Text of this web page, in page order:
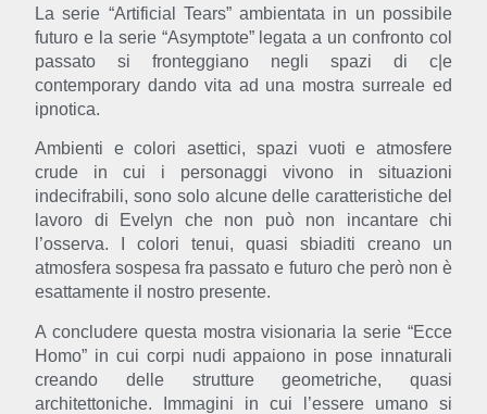
La serie “Artificial Tears” ambientata in un possibile
futuro e la serie “Asymptote” legata a un confronto col
passato si fronteggiano negli spazi di c|e
contemporary dando vita ad una mostra surreale ed
ipnotica.
Ambienti e colori asettici, spazi vuoti e atmosfere
crude in cui i personaggi vivono in situazioni
indecifrabili, sono solo alcune delle caratteristiche del
lavoro di Evelyn che non può non incantare chi
l’osserva. I colori tenui, quasi sbiaditi creano un
atmosfera sospesa fra passato e futuro che però non è
esattamente il nostro presente.
A concludere questa mostra visionaria la serie “Ecce
Homo” in cui corpi nudi appaiono in pose innaturali
creando delle strutture geometriche, quasi
architettoniche. Immagini in cui l’essere umano si